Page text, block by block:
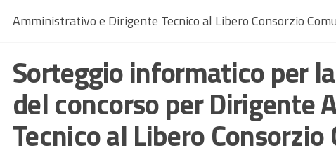
Amministrativo e Dirigente Tecnico al Libero Consorzio
Sorteggio informatico per
del concorso per Dirigente
Tecnico al Libero Consorzio